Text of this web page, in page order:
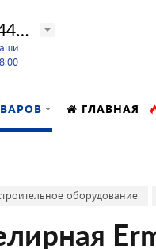
8 (8172) 26-44-24
ГЛАВНАЯ
оборудование.